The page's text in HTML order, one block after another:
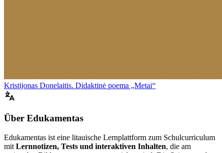
Kristijonas Donelaitis. Didaktinė poema „Metai“
Über Edukamentas
Edukamentas ist eine litauische Lernplattform zum Schulcurriculum
mit Lernnotizen, Tests und interaktiven Inhalten, die am